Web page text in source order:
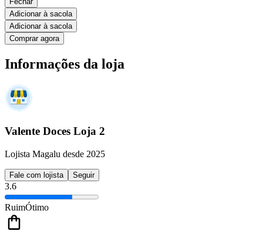
Adicionar à sacola
Adicionar à sacola
Comprar agora
Informações da loja
Valente Doces Loja 2
Lojista Magalu desde 2025
Fale com lojista Seguir
3.6
RuimÓtimo